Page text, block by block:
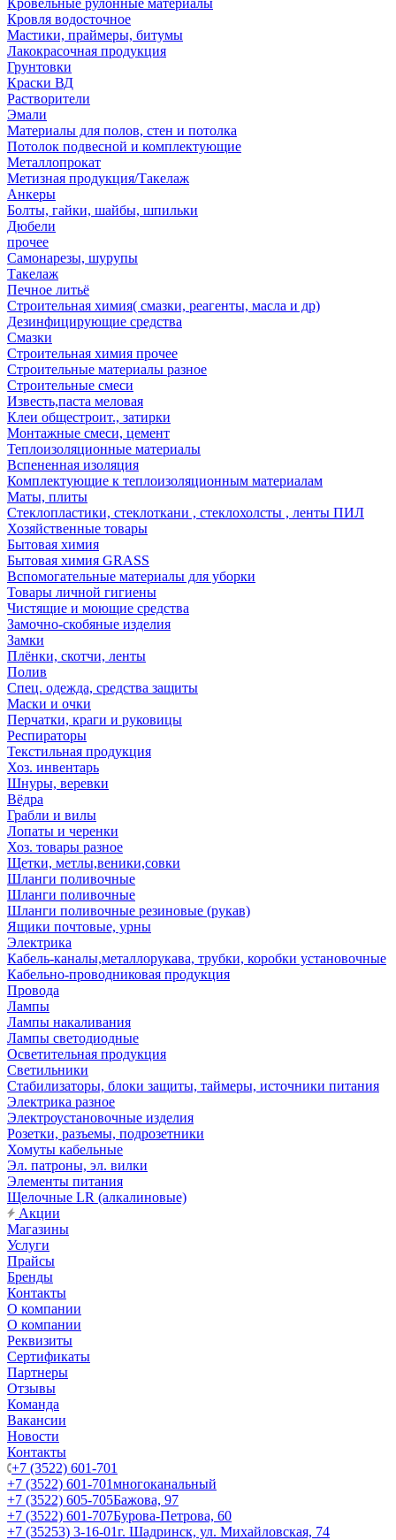
Кровельные рулонные материалы
Кровля водосточное
Мастики, праймеры, битумы
Лакокрасочная продукция
Грунтовки
Краски ВД
Растворители
Эмали
Материалы для полов, стен и потолка
Потолок подвесной и комплектующие
Металлопрокат
Метизная продукция/Такелаж
Анкеры
Болты, гайки, шайбы, шпильки
Дюбели
прочее
Самонарезы, шурупы
Такелаж
Печное литьё
Строительная химия( смазки, реагенты, масла и др)
Дезинфицирующие средства
Смазки
Строительная химия прочее
Строительные материалы разное
Строительные смеси
Известь,паста меловая
Клеи общестроит., затирки
Монтажные смеси, цемент
Теплоизоляционные материалы
Вспененная изоляция
Комплектующие к теплоизоляционным материалам
Маты, плиты
Стеклопластики, стеклоткани , стеклохолсты , ленты ПИЛ
Хозяйственные товары
Бытовая химия
Бытовая химия GRASS
Вспомогательные материалы для уборки
Товары личной гигиены
Чистящие и моющие средства
Замочно-скобяные изделия
Замки
Плёнки, скотчи, ленты
Полив
Спец. одежда, средства защиты
Маски и очки
Перчатки, краги и руковицы
Респираторы
Текстильная продукция
Хоз. инвентарь
Шнуры, веревки
Вёдра
Грабли и вилы
Лопаты и черенки
Хоз. товары разное
Щетки, метлы,веники,совки
Шланги поливочные
Шланги поливочные
Шланги поливочные резиновые (рукав)
Ящики почтовые, урны
Электрика
Кабель-каналы,металлорукава, трубки, коробки установочные
Кабельно-проводниковая продукция
Провода
Лампы
Лампы накаливания
Лампы светодиодные
Осветительная продукция
Светильники
Стабилизаторы, блоки защиты, таймеры, источники питания
Электрика разное
Электроустановочные изделия
Розетки, разъемы, подрозетники
Хомуты кабельные
Эл. патроны, эл. вилки
Элементы питания
Щелочные LR (алкалиновые)
Акции
Магазины
Услуги
Прайсы
Бренды
Контакты
О компании
О компании
Реквизиты
Сертификаты
Партнеры
Отзывы
Команда
Вакансии
Новости
Контакты
+7 (3522) 601-701
+7 (3522) 601-701многоканальный
+7 (3522) 605-705Бажова, 97
+7 (3522) 601-707Бурова-Петрова, 60
+7 (35253) 3-16-01г. Шадринск, ул. Михайловская, 74